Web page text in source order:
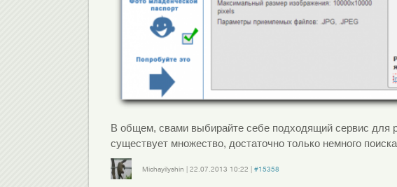
В общем, свами выбирайте себе подходящий сервис для
существует множество, достаточно только немного
Michayilyshin 22.07.2013 10:22
#15358